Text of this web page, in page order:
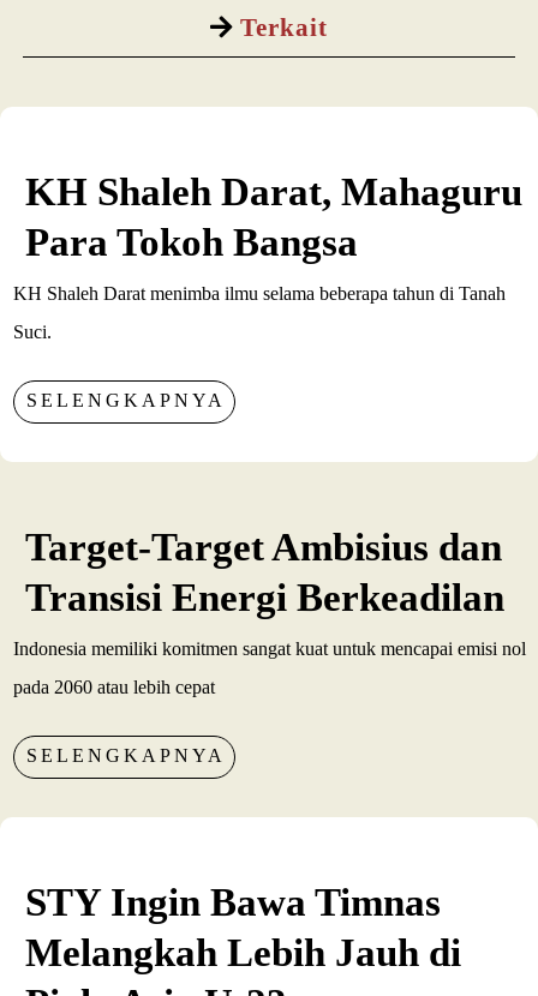
Terkait
KH Shaleh Darat, Mahaguru
Para Tokoh Bangsa
KH Shaleh Darat menimba ilmu selama beberapa tahun di Tanah
Suci.
SELENGKAPNYA
Target-Target Ambisius dan
Transisi Energi Berkeadilan
Indonesia memiliki komitmen sangat kuat untuk mencapai emisi nol
pada 2060 atau lebih cepat
SELENGKAPNYA
STY Ingin Bawa Timnas
Melangkah Lebih Jauh di